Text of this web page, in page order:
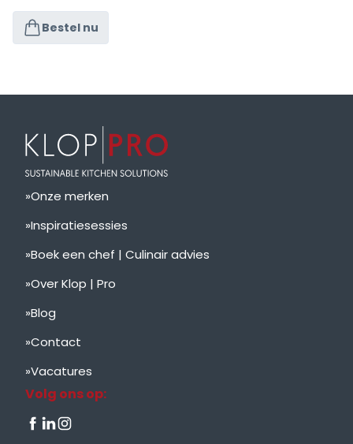
Bestel nu
Onze merken
Inspiratiesessies
Boek een chef | Culinair advies
Over Klop | Pro
Blog
Contact
Vacatures
Volg ons op: